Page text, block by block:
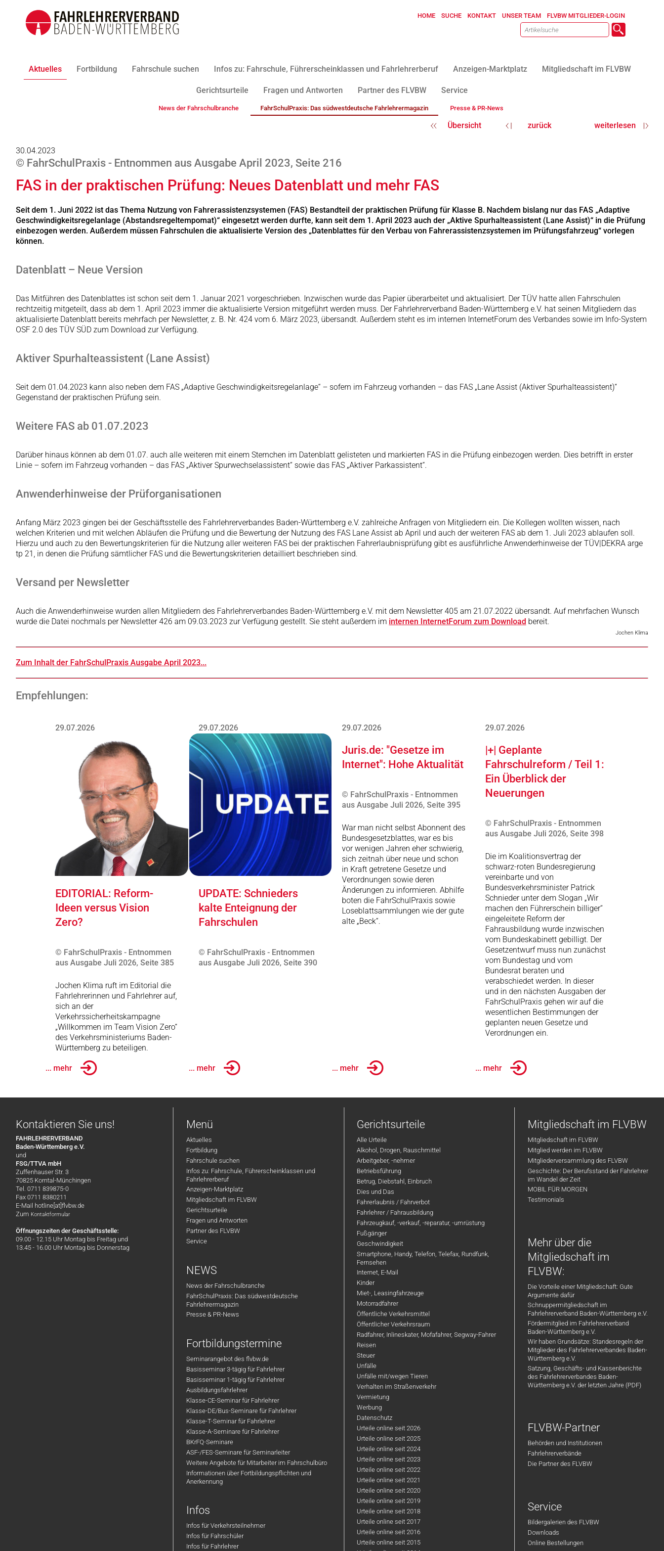
HOME SUCHE KONTAKT UNSER TEAM FLVBW MITGLIEDER-LOGIN
Aktuelles Fortbildung Fahrschule suchen Infos zu: Fahrschule, Führerscheinklassen und Fahrlehrerberuf Anzeigen-Marktplatz Mitgliedschaft im FLVBW
Gerichtsurteile Fragen und Antworten Partner des FLVBW Service
News der Fahrschulbranche FahrSchulPraxis: Das südwestdeutsche Fahrlehrermagazin Presse & PR-News
Übersicht zurück weiterlesen
30.04.2023
© FahrSchulPraxis - Entnommen aus Ausgabe April 2023, Seite 216
FAS in der praktischen Prüfung: Neues Datenblatt und mehr FAS
Seit dem 1. Juni 2022 ist das Thema Nutzung von Fahrerassistenzsystemen (FAS) Bestandteil der praktischen Prüfung für Klasse B. Nachdem bislang nur das FAS „Adaptive
Geschwindigkeitsregelanlage (Abstandsregeltempomat)“ eingesetzt werden durfte, kann seit dem 1. April 2023 auch der „Aktive Spurhalteassistent (Lane Assist)“ in die Prüfung
einbezogen werden. Außerdem müssen Fahrschulen die aktualisierte Version des „Datenblattes für den Verbau von Fahrerassistenzsystemen im Prüfungsfahrzeug“ vorlegen
können.
Datenblatt – Neue Version
Das Mitführen des Datenblattes ist schon seit dem 1. Januar 2021 vorgeschrieben. Inzwischen wurde das Papier überarbeitet und aktualisiert. Der TÜV hatte allen Fahrschulen
rechtzeitig mitgeteilt, dass ab dem 1. April 2023 immer die aktualisierte Version mitgeführt werden muss. Der Fahrlehrerverband Baden-Württemberg e.V. hat seinen Mitgliedern das
aktualisierte Datenblatt bereits mehrfach per Newsletter, z. B. Nr. 424 vom 6. März 2023, übersandt. Außerdem steht es im internen InternetForum des Verbandes sowie im Info-System
OSF 2.0 des TÜV SÜD zum Download zur Verfügung.
Aktiver Spurhalteassistent (Lane Assist)
Seit dem 01.04.2023 kann also neben dem FAS „Adaptive Geschwindigkeitsregelanlage“ – sofern im Fahrzeug vorhanden – das FAS „Lane Assist (Aktiver Spurhalteassistent)“
Gegenstand der praktischen Prüfung sein.
Weitere FAS ab 01.07.2023
Darüber hinaus können ab dem 01.07. auch alle weiteren mit einem Sternchen im Datenblatt gelisteten und markierten FAS in die Prüfung einbezogen werden. Dies betrifft in erster
Linie – sofern im Fahrzeug vorhanden – das FAS „Aktiver Spurwechselassistent“ sowie das FAS „Aktiver Parkassistent“.
Anwenderhinweise der Prüforganisationen
Anfang März 2023 gingen bei der Geschäftsstelle des Fahrlehrerverbandes Baden-Württemberg e.V. zahlreiche Anfragen von Mitgliedern ein. Die Kollegen wollten wissen, nach
welchen Kriterien und mit welchen Abläufen die Prüfung und die Bewertung der Nutzung des FAS Lane Assist ab April und auch der weiteren FAS ab dem 1. Juli 2023 ablaufen soll.
Hierzu und auch zu den Bewertungskriterien für die Nutzung aller weiteren FAS bei der praktischen Fahrerlaubnisprüfung gibt es ausführliche Anwenderhinweise der TÜV|DEKRA arge
tp 21, in denen die Prüfung sämtlicher FAS und die Bewertungskriterien detailliert beschrieben sind.
Versand per Newsletter
Auch die Anwenderhinweise wurden allen Mitgliedern des Fahrlehrerverbandes Baden-Württemberg e.V. mit dem Newsletter 405 am 21.07.2022 übersandt. Auf mehrfachen Wunsch
wurde die Datei nochmals per Newsletter 426 am 09.03.2023 zur Verfügung gestellt. Sie steht außerdem im internen InternetForum zum Download bereit.
Jochen Klima
Zum Inhalt der FahrSchulPraxis Ausgabe April 2023...
Empfehlungen:
29.07.2026
EDITORIAL: Reform-
Ideen versus Vision
Zero?
© FahrSchulPraxis - Entnommen
aus Ausgabe Juli 2026, Seite 385
Jochen Klima ruft im Editorial die
Fahrlehrerinnen und Fahrlehrer auf,
sich an der
Verkehrssicherheitskampagne
„Willkommen im Team Vision Zero“
des Verkehrsministeriums Baden-
Württemberg zu beteiligen.
... mehr
29.07.2026
UPDATE: Schnieders
kalte Enteignung der
Fahrschulen
© FahrSchulPraxis - Entnommen
aus Ausgabe Juli 2026, Seite 390
... mehr
29.07.2026
Juris.de: "Gesetze im
Internet": Hohe Aktualität
© FahrSchulPraxis - Entnommen
aus Ausgabe Juli 2026, Seite 395
War man nicht selbst Abonnent des
Bundesgesetzblattes, war es bis
vor wenigen Jahren eher schwierig,
sich zeitnah über neue und schon
in Kraft getretene Gesetze und
Verordnungen sowie deren
Änderungen zu informieren. Abhilfe
boten die FahrSchulPraxis sowie
Loseblattsammlungen wie der gute
alte „Beck“.
... mehr
29.07.2026
|+| Geplante
Fahrschulreform / Teil 1:
Ein Überblick der
Neuerungen
© FahrSchulPraxis - Entnommen
aus Ausgabe Juli 2026, Seite 398
Die im Koalitionsvertrag der
schwarz-roten Bundesregierung
vereinbarte und von
Bundesverkehrsminister Patrick
Schnieder unter dem Slogan „Wir
machen den Führerschein billiger“
eingeleitete Reform der
Fahrausbildung wurde inzwischen
vom Bundeskabinett gebilligt. Der
Gesetzentwurf muss nun zunächst
vom Bundestag und vom
Bundesrat beraten und
verabschiedet werden. In dieser
und in den nächsten Ausgaben der
FahrSchulPraxis gehen wir auf die
wesentlichen Bestimmungen der
geplanten neuen Gesetze und
Verordnungen ein.
... mehr
Kontaktieren Sie uns!
FAHRLEHRERVERBAND
Baden-Württemberg e.V.
und
FSG/TTVA mbH
Zuffenhauser Str. 3
70825 Korntal-Münchingen
Tel. 0711 839875-0
Fax 0711 8380211
E-Mail hotline[at]flvbw.de
Zum Kontaktformular
Öffnungszeiten der Geschäftsstelle:
09.00 - 12.15 Uhr Montag bis Freitag und
13.45 - 16.00 Uhr Montag bis Donnerstag
Menü
Aktuelles
Fortbildung
Fahrschule suchen
Infos zu: Fahrschule, Führerscheinklassen und
Fahrlehrerberuf
Anzeigen-Marktplatz
Mitgliedschaft im FLVBW
Gerichtsurteile
Fragen und Antworten
Partner des FLVBW
Service
NEWS
News der Fahrschulbranche
FahrSchulPraxis: Das südwestdeutsche
Fahrlehrermagazin
Presse & PR-News
Fortbildungstermine
Seminarangebot des flvbw.de
Basisseminar 3-tägig für Fahrlehrer
Basisseminar 1-tägig für Fahrlehrer
Ausbildungsfahrlehrer
Klasse-CE-Seminar für Fahrlehrer
Klasse-DE/Bus-Seminare für Fahrlehrer
Klasse-T-Seminar für Fahrlehrer
Klasse-A-Seminare für Fahrlehrer
BKrFQ-Seminare
ASF-/FES-Seminare für Seminarleiter
Weitere Angebote für Mitarbeiter im Fahrschulbüro
Informationen über Fortbildungspflichten und
Anerkennung
Infos
Infos für Verkehrsteilnehmer
Infos für Fahrschüler
Infos für Fahrlehrer
Gerichtsurteile
Alle Urteile
Alkohol, Drogen, Rauschmittel
Arbeitgeber, -nehmer
Betriebsführung
Betrug, Diebstahl, Einbruch
Dies und Das
Fahrerlaubnis / Fahrverbot
Fahrlehrer / Fahrausbildung
Fahrzeugkauf, -verkauf, -reparatur, -umrüstung
Fußgänger
Geschwindigkeit
Smartphone, Handy, Telefon, Telefax, Rundfunk,
Fernsehen
Internet, E-Mail
Kinder
Miet-, Leasingfahrzeuge
Motorradfahrer
Öffentliche Verkehrsmittel
Öffentlicher Verkehrsraum
Radfahrer, Inlineskater, Mofafahrer, Segway-Fahrer
Reisen
Steuer
Unfälle
Unfälle mit/wegen Tieren
Verhalten im Straßenverkehr
Vermietung
Werbung
Datenschutz
Urteile online seit 2026
Urteile online seit 2025
Urteile online seit 2024
Urteile online seit 2023
Urteile online seit 2022
Urteile online seit 2021
Urteile online seit 2020
Urteile online seit 2019
Urteile online seit 2018
Urteile online seit 2017
Urteile online seit 2016
Urteile online seit 2015
Mitgliedschaft im FLVBW
Mitgliedschaft im FLVBW
Mitglied werden im FLVBW
Mitgliederversammlung des FLVBW
Geschichte: Der Berufsstand der Fahrlehrer
im Wandel der Zeit
MOBIL FÜR MORGEN
Testimonials
Mehr über die
Mitgliedschaft im
FLVBW:
Die Vorteile einer Mitgliedschaft: Gute
Argumente dafür
Schnuppermitgliedschaft im
Fahrlehrerverband Baden-Württemberg e.V.
Fördermitglied im Fahrlehrerverband
Baden-Württemberg e.V.
Wir haben Grundsätze: Standesregeln der
Mitglieder des Fahrlehrerverbandes Baden-
Württemberg e.V.
Satzung, Geschäfts- und Kassenberichte
des Fahrlehrerverbandes Baden-
Württemberg e.V. der letzten Jahre (PDF)
FLVBW-Partner
Behörden und Institutionen
Fahrlehrerverbände
Die Partner des FLVBW
Service
Bildergalerien des FLVBW
Downloads
Online Bestellungen